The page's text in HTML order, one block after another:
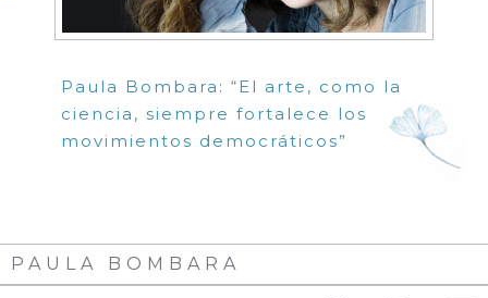
Paula Bombara: “El arte, como la
ciencia, siempre fortalece los
movimientos democráticos”
PAULA BOMBARA